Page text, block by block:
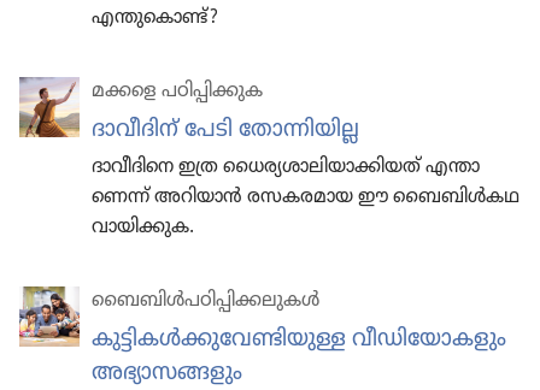
എന്തു​കൊണ്ട്‌?
മക്കളെ പഠിപ്പി​ക്കുക
ദാവീ​ദിന്‌ പേടി തോന്നി​യില്ല
ദാവീ​ദി​നെ ഇത്ര ധൈര്യ​ശാ​ലി​യാ​ക്കി​യത്‌ എന്താ​
ണെന്ന്‌ അറിയാൻ രസകര​മായ ഈ ബൈബിൾകഥ
വായി​ക്കുക.
ബൈബിൾപ​ഠി​പ്പി​ക്ക​ലു​കൾ
കുട്ടി​കൾക്കു​വേ​ണ്ടി​യുള്ള വീഡി​യോ​ക​ളും
അഭ്യാ​സ​ങ്ങ​ളും